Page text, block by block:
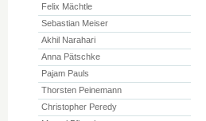
Felix Mächtle
Sebastian Meiser
Akhil Narahari
Anna Pätschke
Pajam Pauls
Thorsten Peinemann
Christopher Peredy